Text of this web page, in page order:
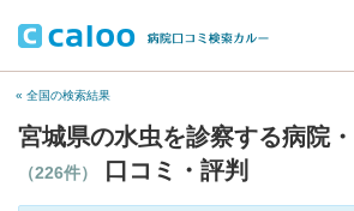
« 全国の検索結果
宮城県の水虫を診察する病院
（226件） 口コミ・評判